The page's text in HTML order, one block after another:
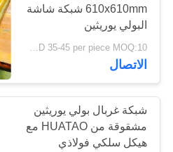
610x610mm شبكة شاشة
البولي يوريثين
USD 35-45 per piece MOQ:10 قطع
الاتصال
شبكة غربال بولي يوريثين
مشقوقة من HUATAO مع
هيكل سلكي فولاذي